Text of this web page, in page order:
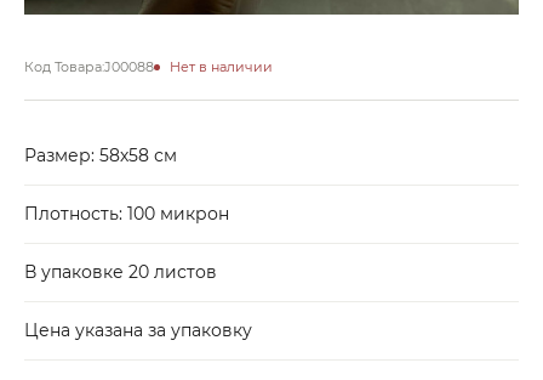
Код Товара:J00088 Нет в наличии
Размер: 58х58 см
Плотность: 100 микрон
В упаковке 20 листов
Цена указана за упаковку